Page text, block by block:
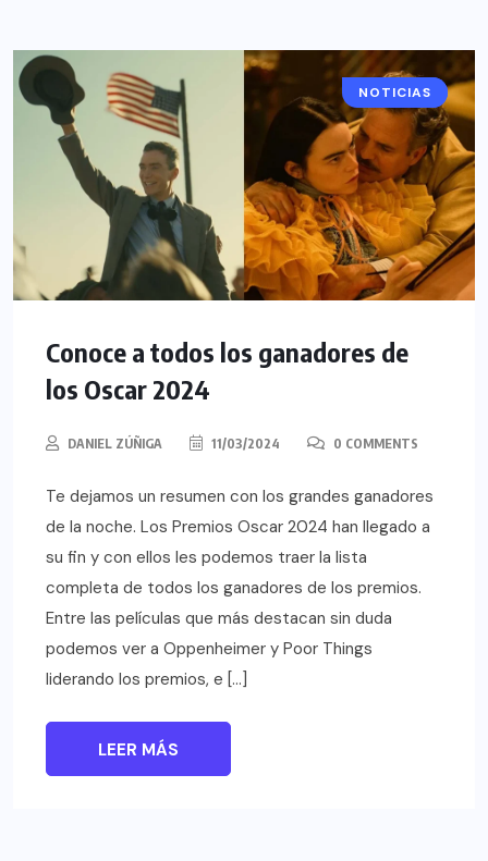
CINE
NOTICIAS
Conoce a todos los ganadores de
los Oscar 2024
DANIEL ZÚÑIGA 11/03/2024 0 COMMENTS
Te dejamos un resumen con los grandes ganadores
de la noche. Los Premios Oscar 2024 han llegado a
su fin y con ellos les podemos traer la lista
completa de todos los ganadores de los premios.
Entre las películas que más destacan sin duda
podemos ver a Oppenheimer y Poor Things
liderando los premios, e […]
LEER MÁS